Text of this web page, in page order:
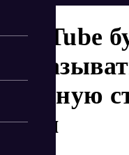
YouTube
главную
всем